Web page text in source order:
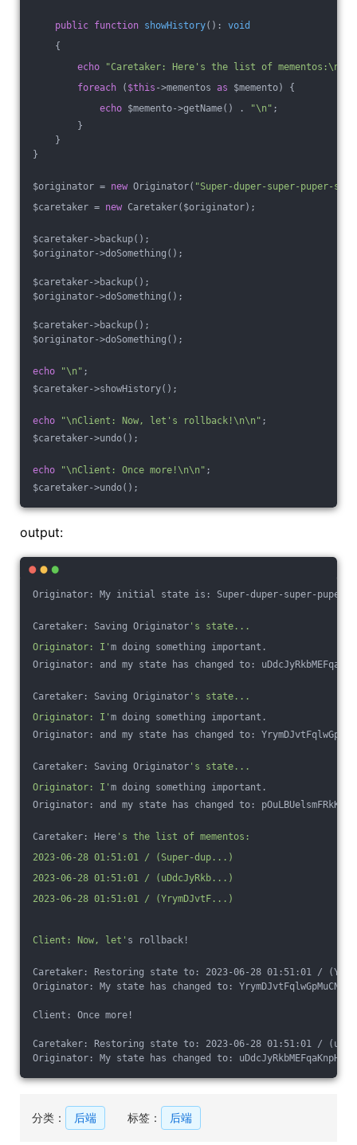
public function showHistory() : void
{
echo
"Caretaker: Here's the list of mementos:\n"
foreach ( $this ->mementos as $memento) {
echo $memento->getName() . "\n" ;
}
}
}
$originator = new Originator( "Super-duper-super-puper-
$caretaker = new Caretaker($originator);
$caretaker->backup();
$originator->doSomething();
$caretaker->backup();
$originator->doSomething();
$caretaker->backup();
$originator->doSomething();
echo "\n" ;
$caretaker->showHistory();
echo "\nClient: Now, let's rollback!\n\n" ;
$caretaker->undo();
echo "\nClient: Once more!\n\n" ;
$caretaker->undo();
output:
Originator: My initial state is: Super-duper-super-puper-
Caretaker: Saving Originator 's state...
Originator: I' m doing something important.
Originator: and my state has changed to:
Caretaker: Saving Originator 's state...
Originator: I' m doing something important.
Originator: and my state has changed to:
Caretaker: Saving Originator 's state...
Originator: I' m doing something important.
Originator: and my state has changed to:
Caretaker: Here 's the list of mementos:
2023-06-28 01:51:01 / (Super-dup...)
2023-06-28 01:51:01 / (uDdcJyRkb...)
2023-06-28 01:51:01 / (YrymDJvtF...)
Client: Now, let' s rollback!
Caretaker: Restoring state to: 2023-06-28 01:51:01 /
Originator: My state has changed to:
Client: Once more!
Caretaker: Restoring state to: 2023-06-28 01:51:01 /
Originator: My state has changed to:
分类： 后端 标签： 后端